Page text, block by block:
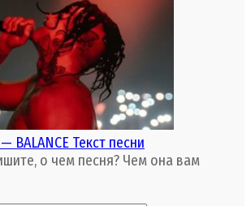
BALANCE Текст песни
о чем песня? Чем она вам